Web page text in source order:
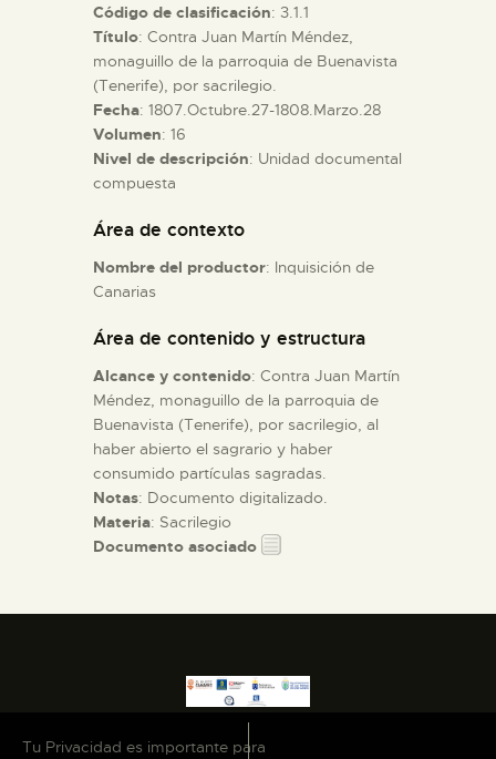
█
EL MUSEO
COLECCIONES
Código de clasificación: 3.1.1
Título: Contra Juan Martín Méndez,
monaguillo de la parroquia de Buenavista
(Tenerife), por sacrilegio.
Fecha: 1807.Octubre.27-1808.Marzo.28
Volumen: 16
Nivel de descripción: Unidad documental
compuesta
Área de contexto
Nombre del productor: Inquisición de
Canarias
Área de contenido y estructura
Alcance y contenido: Contra Juan Martín
Méndez, monaguillo de la parroquia de
Buenavista (Tenerife), por sacrilegio, al
haber abierto el sagrario y haber
consumido partículas sagradas.
Notas: Documento digitalizado.
Materia: Sacrilegio
Documento asociado
Tu Privacidad es importante para